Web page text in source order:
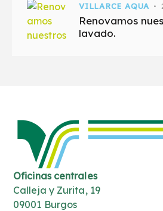
VILLARCE AQUA
Renovamos
lavado.
Oficinas centrales
Calleja y Zurita, 19
09001 Burgos